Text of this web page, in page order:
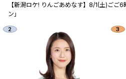
【新潟ロケ! りんごあめなす】8/1(土)ご
ン」